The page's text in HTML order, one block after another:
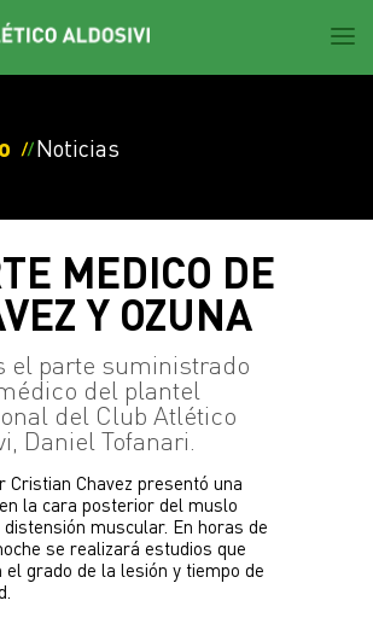
directiva
históricos
y Cultural
imágenes y videos
posiciones
FEMENINO
de fútbol
los medios
Noticias
MEDICO DE
Y OZUNA
el parte suministrado
del plantel
del Club Atlético
Daniel Tofanari.
Cristian Chavez presentó una
la cara posterior del muslo
distensión muscular. En horas de
se realizará estudios que
el grado de la lesión y tiempo de